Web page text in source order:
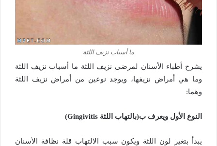
ما أسباب نزيف اللثة
يشرح أطباء الأسنان لمرضى نزيف اللثة ما أسباب نزيف اللثة
وما هي أمراض نزيفها، ويوجد نوعين من أمراض نزيف اللثة
وهما:
النوع الأول ويعرف ب(بالتهاب اللثة Gingivitis)
يبدأ بتغير لون اللثة ويكون سبب الالتهاب قلة نظافة الأسنان